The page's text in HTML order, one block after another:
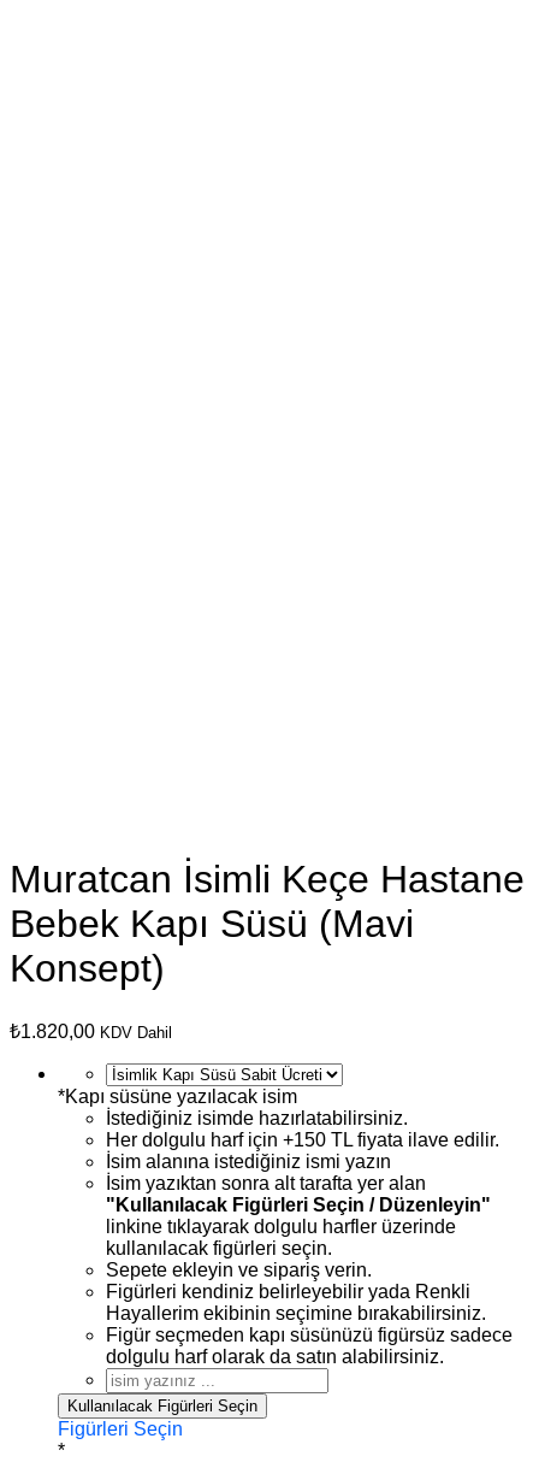
Muratcan İsimli Keçe Hastane
Bebek Kapı Süsü (Mavi
Konsept)
₺1.820,00 KDV Dahil
*Kapı süsüne yazılacak isim
İstediğiniz isimde hazırlatabilirsiniz.
Her dolgulu harf için +150 TL fiyata ilave edilir.
İsim alanına istediğiniz ismi yazın
İsim yazıktan sonra alt tarafta yer alan
"Kullanılacak Figürleri Seçin / Düzenleyin"
linkine tıklayarak dolgulu harfler üzerinde
kullanılacak figürleri seçin.
Sepete ekleyin ve sipariş verin.
Figürleri kendiniz belirleyebilir yada Renkli
Hayallerim ekibinin seçimine bırakabilirsiniz.
Figür seçmeden kapı süsünüzü figürsüz sadece
dolgulu harf olarak da satın alabilirsiniz.
Kullanılacak Figürleri Seçin
Figürleri Seçin
*